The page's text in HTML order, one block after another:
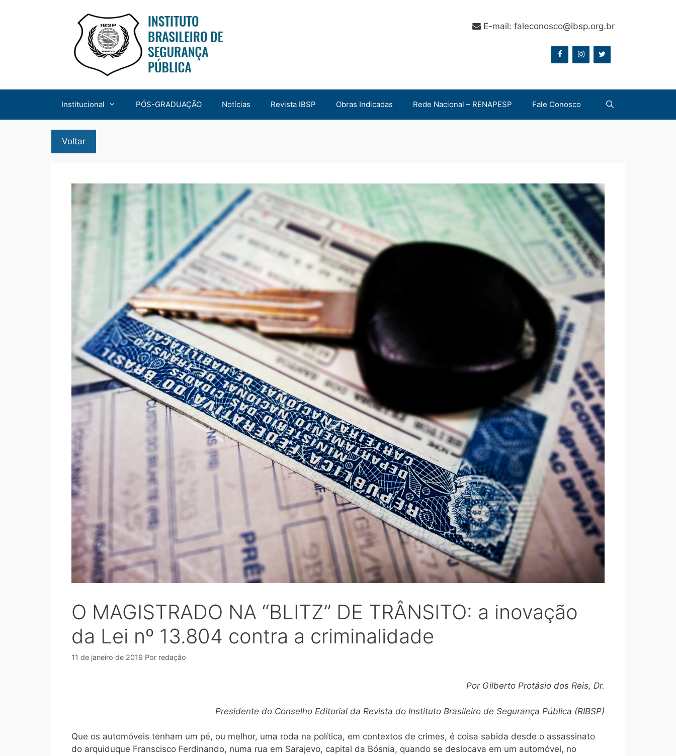
E-mail: faleconosco@ibsp.org.br
Institucional PÓS-GRADUAÇÃO Notícias Revista IBSP Obras Indicadas Rede Nacional – RENAPESP Fale Conosco
O MAGISTRADO NA “BLITZ” DE TRÂNSITO: a inovação
da Lei nº 13.804 contra a criminalidade
11 de janeiro de 2019 Por redação
Por Gilberto Protásio dos Reis, Dr.
Presidente do Conselho Editorial da Revista do Instituto Brasileiro de Segurança Pública (RIBSP)
Que os automóveis tenham um pé, ou melhor, uma roda na política, em contextos de crimes, é coisa sabida desde o assassinato
do arquiduque Franscisco Ferdinando, numa rua em Sarajevo, capital da Bósnia, quando se deslocava em um automóvel, no